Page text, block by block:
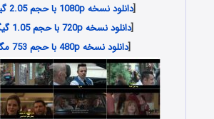
[دانلود نسخه 1080p با حجم 2.05 گیگابایت
[دانلود نسخه 720p با حجم 1.05 گیگابایت
[دانلود نسخه 480p با حجم 753 مگابایت